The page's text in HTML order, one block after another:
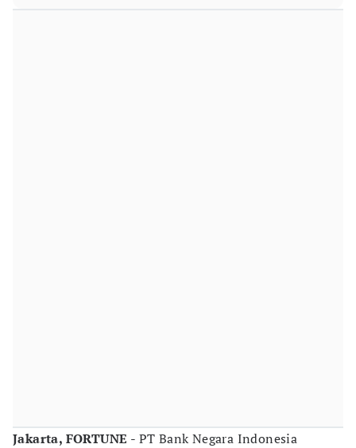
Jakarta, FORTUNE - PT Bank Negara Indonesia